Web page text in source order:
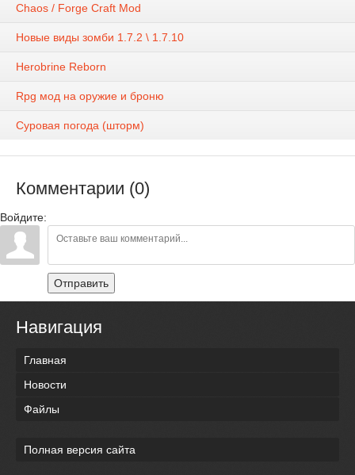
Chaos / Forge Craft Mod
Новые виды зомби 1.7.2 \ 1.7.10
Herobrine Reborn
Rpg мод на оружие и броню
Суровая погода (шторм)
Комментарии (0)
Войдите:
Отправить
Навигация
Главная
Новости
Файлы
Полная версия сайта